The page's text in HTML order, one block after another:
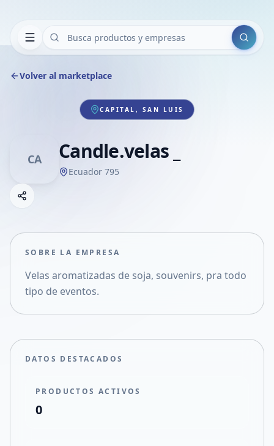
Buscar
Volver al marketplace
CAPITAL, SAN LUIS
CA Candle.velas _
Ecuador 795
Compartir empresa
Compartir en X
SOBRE LA EMPRESA
Velas aromatizadas de soja, souvenirs, pra todo
tipo de eventos.
DATOS DESTACADOS
PRODUCTOS ACTIVOS
0